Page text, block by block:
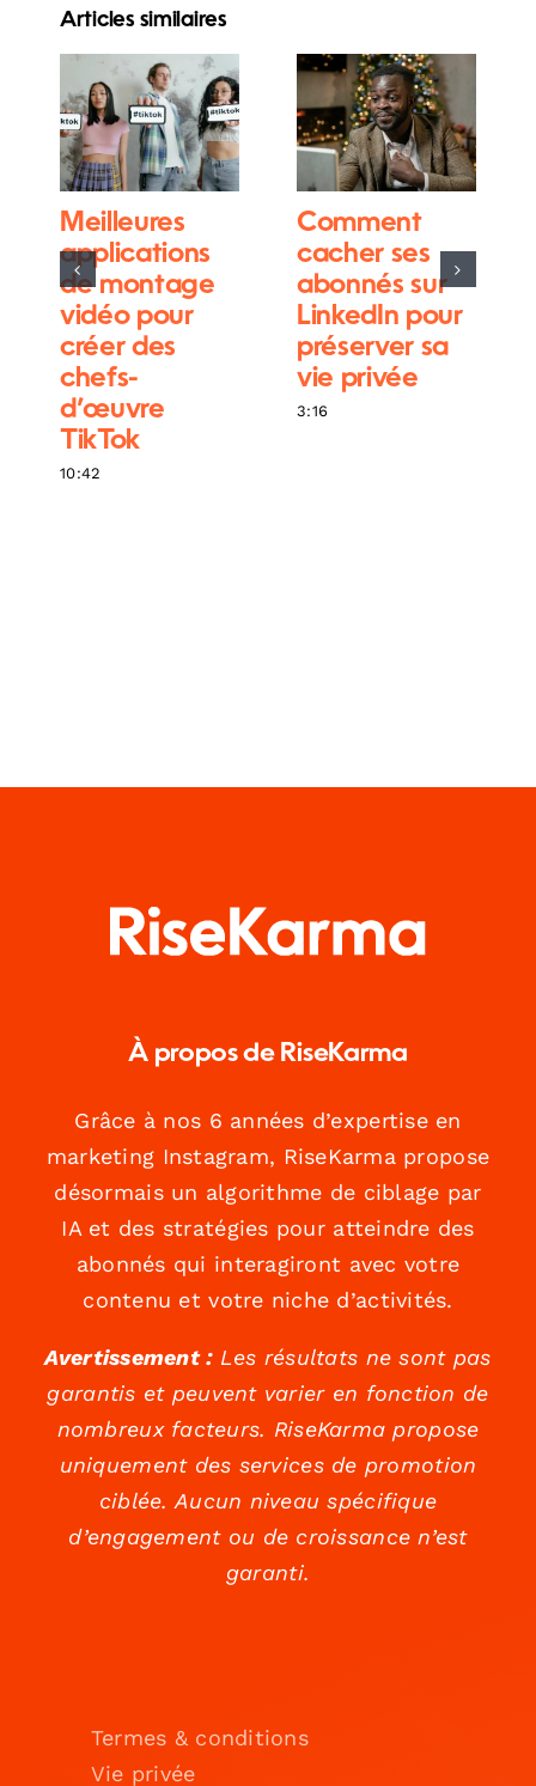
Articles similaires
Meilleures
applications
de montage
vidéo pour
créer des
chefs-
d’œuvre
TikTok
10:42
Comment
cacher ses
abonnés sur
LinkedIn pour
préserver sa
vie privée
3:16
À propos de RiseKarma
Grâce à nos 6 années d’expertise en
marketing Instagram, RiseKarma propose
désormais un algorithme de ciblage par
IA et des stratégies pour atteindre des
abonnés qui interagiront avec votre
contenu et votre niche d’activités.
Avertissement :Les résultats ne sont pas
garantis et peuvent varier en fonction de
nombreux facteurs. RiseKarma propose
uniquement des services de promotion
ciblée. Aucun niveau spécifique
d’engagement ou de croissance n’est
garanti.
Termes & conditions
Vie privée